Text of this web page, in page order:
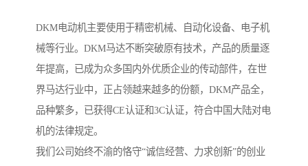
DKM电动机主要使用于精密机械、自动化设备、电子机
械等行业。DKM马达不断突破原有技术，产品的质量逐
年提高，已成为众多国内外优质企业的传动部件，在世
界马达行业中，正占领越来越多的份额，DKM产品全，
品种繁多，已获得CE认证和3C认证，符合中国大陆对电
机的法律规定。
我们公司始终不渝的恪守“诚信经营、力求创新”的创业